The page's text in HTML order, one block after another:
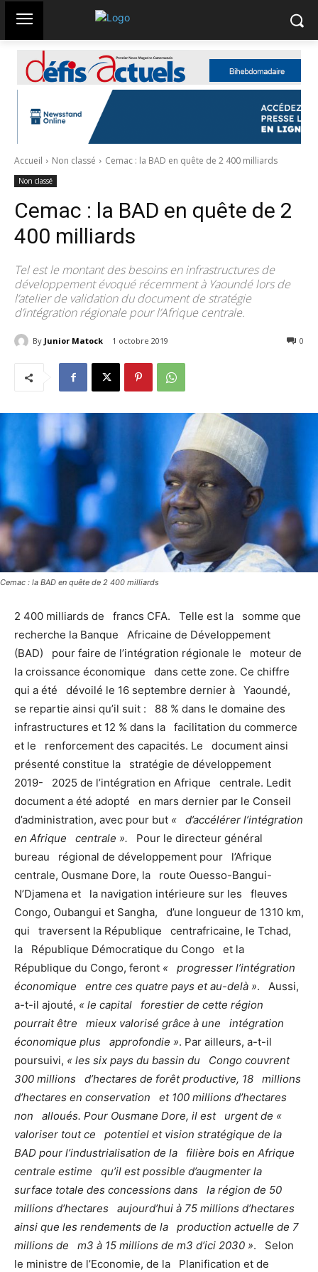
Accueil Non classé Cemac : la BAD en quête de 2 400 milliards
Non classé
Cemac : la BAD en quête de 2
400 milliards
Tel est le montant des besoins en infrastructures de
développement évoqué récemment à Yaoundé lors de
l’atelier de validation du document de stratégie
d’intégration régionale pour l’Afrique centrale.
By Junior Matock 1 octobre 2019 0
Cemac : la BAD en quête de 2 400 milliards
2 400 milliards de francs CFA. Telle est la somme que
recherche la Banque Africaine de Développement
(BAD) pour faire de l’intégration régionale le moteur de
la croissance économique dans cette zone. Ce chiffre
qui a été dévoilé le 16 septembre dernier à Yaoundé,
se repartie ainsi qu’il suit : 88 % dans le domaine des
infrastructures et 12 % dans la facilitation du commerce
et le renforcement des capacités. Le document ainsi
présenté constitue la stratégie de développement
2019- 2025 de l’intégration en Afrique centrale. Ledit
document a été adopté en mars dernier par le Conseil
d’administration, avec pour but « d’accélérer l’intégration
en Afrique centrale ». Pour le directeur général
bureau régional de développement pour l’Afrique
centrale, Ousmane Dore, la route Ouesso-Bangui-
N’Djamena et la navigation intérieure sur les fleuves
Congo, Oubangui et Sangha, d’une longueur de 1310 km,
qui traversent la République centrafricaine, le Tchad,
la République Démocratique du Congo et la
République du Congo, feront « progresser l’intégration
économique entre ces quatre pays et au-delà ». Aussi,
a-t-il ajouté, « le capital forestier de cette région
pourrait être mieux valorisé grâce à une intégration
économique plus approfondie ». Par ailleurs, a-t-il
poursuivi, « les six pays du bassin du Congo couvrent
300 millions d’hectares de forêt productive, 18 millions
d’hectares en conservation et 100 millions d’hectares
non alloués. Pour Ousmane Dore, il est urgent de «
valoriser tout ce potentiel et vision stratégique de la
BAD pour l’industrialisation de la filière bois en Afrique
centrale estime qu’il est possible d’augmenter la
surface totale des concessions dans la région de 50
millions d’hectares aujourd’hui à 75 millions d’hectares
ainsi que les rendements de la production actuelle de 7
millions de m3 à 15 millions de m3 d’ici 2030 ». Selon
le ministre de l’Economie, de la Planification et de